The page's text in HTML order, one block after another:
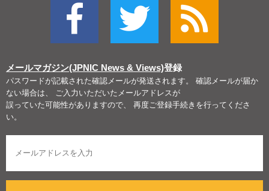
メールマガジン(JPNIC News & Views)登録
パスワードが記載された確認メールが発送されます。 確認メールが届か
ない場合は、 ご入力いただいたメールアドレスが
誤っていた可能性がありますので、 再度ご登録手続きを行ってくださ
い。